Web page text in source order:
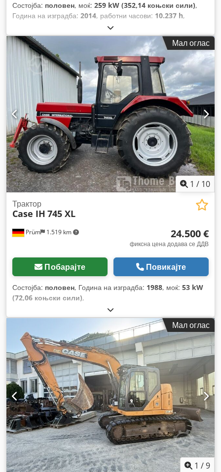
Состојба: половен, моќ: 259 kW (352,14 коњски сили),
Година на изградба: 2014, работни часови: 10.237 h,
Мал оглас
1 / 10
Prüm 1.519 km
Трактор
Case IH 745 XL
24.500 €
фиксна цена додава се ДДВ
Побарајте Повикајте
Состојба: половен, Година на изградба: 1988, моќ: 53 kW
(72,06 коњски сили),
Мал оглас
1 /9